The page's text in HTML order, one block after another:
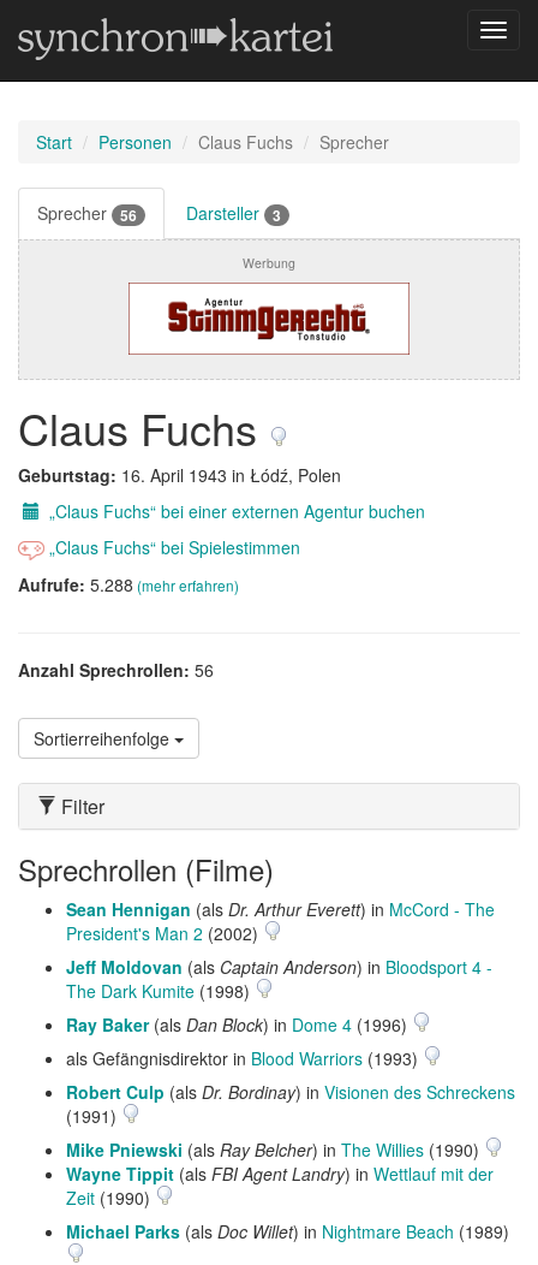
Start Personen Claus Fuchs Sprecher
Sprecher 56 Darsteller 3
Werbung
Claus Fuchs
Geburtstag: 16. April 1943 in Łódź, Polen
„Claus Fuchs“ bei einer externen Agentur buchen
„Claus Fuchs“ bei Spielestimmen
Aufrufe: 5.288 (mehr erfahren)
Anzahl Sprechrollen: 56
Sortierreihenfolge
Filter
Sprechrollen (Filme)
Sean Hennigan (als Dr. Arthur Everett) in McCord - The
President's Man 2 (2002)
Jeff Moldovan (als Captain Anderson) in Bloodsport 4 -
The Dark Kumite (1998)
Ray Baker(als Dan Block) in Dome 4 (1996)
als Gefängnisdirektor in Blood Warriors (1993)
Robert Culp (als Dr. Bordinay) in Visionen des Schreckens
(1991)
Mike Pniewski (als Ray Belcher) in The Willies (1990)
Wayne Tippit (als FBI Agent Landry) in Wettlauf mit der
Zeit (1990)
Michael Parks (als Doc Willet) in Nightmare Beach (1989)